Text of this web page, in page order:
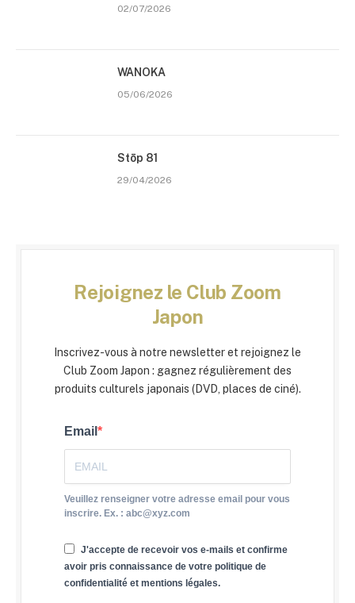
02/07/2026
WANOKA
05/06/2026
Stōp 81
29/04/2026
Rejoignez le Club Zoom
Japon
Inscrivez-vous à notre newsletter et rejoignez le
Club Zoom Japon : gagnez régulièrement des
produits culturels japonais (DVD, places de ciné).
Email
Veuillez renseigner votre adresse email pour vous
inscrire. Ex. : abc@xyz.com
J'accepte de recevoir vos e-mails et confirme
avoir pris connaissance de votre politique de
confidentialité et mentions légales.